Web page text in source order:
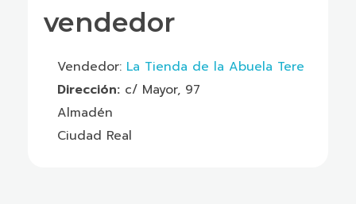
vendedor
Vendedor: La Tienda de la Abuela Tere
Dirección: c/ Mayor, 97
Almadén
Ciudad Real